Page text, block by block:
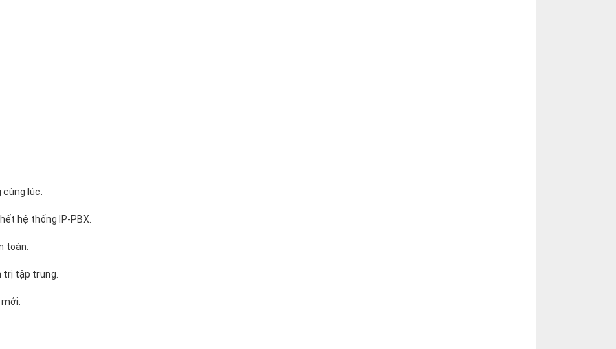
lúc.
hệ thống IP-PBX.
toàn.
trị tập trung.